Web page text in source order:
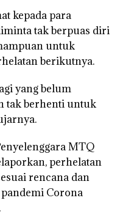
kepada para
tak berpuas diri
untuk
berikutnya.
yang belum
tak berhenti untuk
MTQ
perhelatan
rencana dan
Corona